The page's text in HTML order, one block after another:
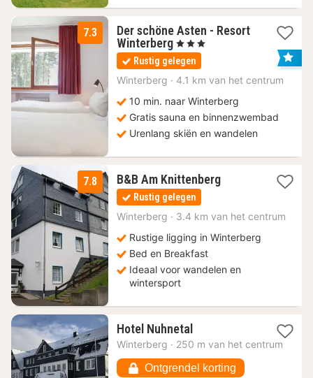
7.3
Der schöne Asten - Resort
Winterberg 1
nacht
vanaf
72
, 3 Sterren
Rustig gelegen
Winterberg · 4.1 km van het centrum
10 min. naar Winterberg
Gratis sauna en binnenzwembad
Urenlang skiën en wandelen
7.8 B&B Am Knittenberg1
115
Rustig gelegen
Winterberg · 3.4 km van het centrum
Rustige ligging in Winterberg
Bed en Breakfast
Ideaal voor wandelen en
wintersport
Hotel Nuhnetal1
nacht
97,20
Winterberg · 250 m van het centrum
Ontgrendel korting